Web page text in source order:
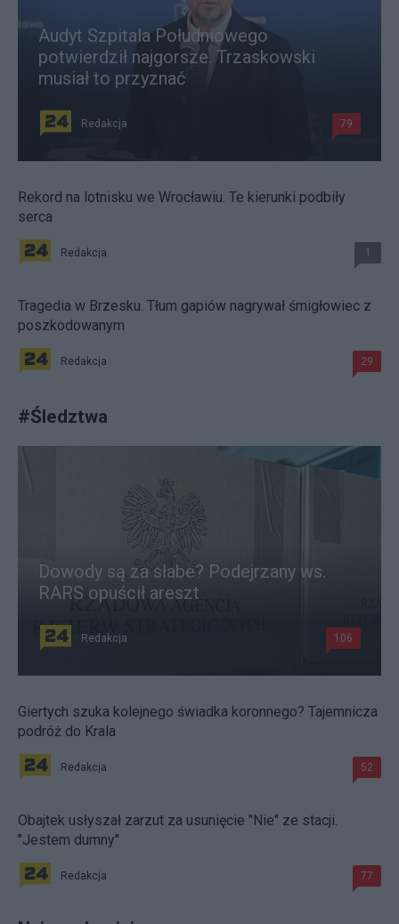
Audyt Szpitala Południowego
potwierdził najgorsze. Trzaskowski
musiał to przyznać
Redakcja 79
Rekord na lotnisku we Wrocławiu. Te kierunki podbiły
serca
Redakcja 1
Tragedia w Brzesku. Tłum gapiów nagrywał śmigłowiec z
poszkodowanym
Redakcja 29
#Śledztwa
Dowody są za słabe? Podejrzany ws.
RARS opuścił areszt
Redakcja 106
Giertych szuka kolejnego świadka koronnego? Tajemnicza
podróż do Krala
Redakcja 52
Obajtek usłyszał zarzut za usunięcie "Nie" ze stacji.
"Jestem dumny"
Redakcja 77